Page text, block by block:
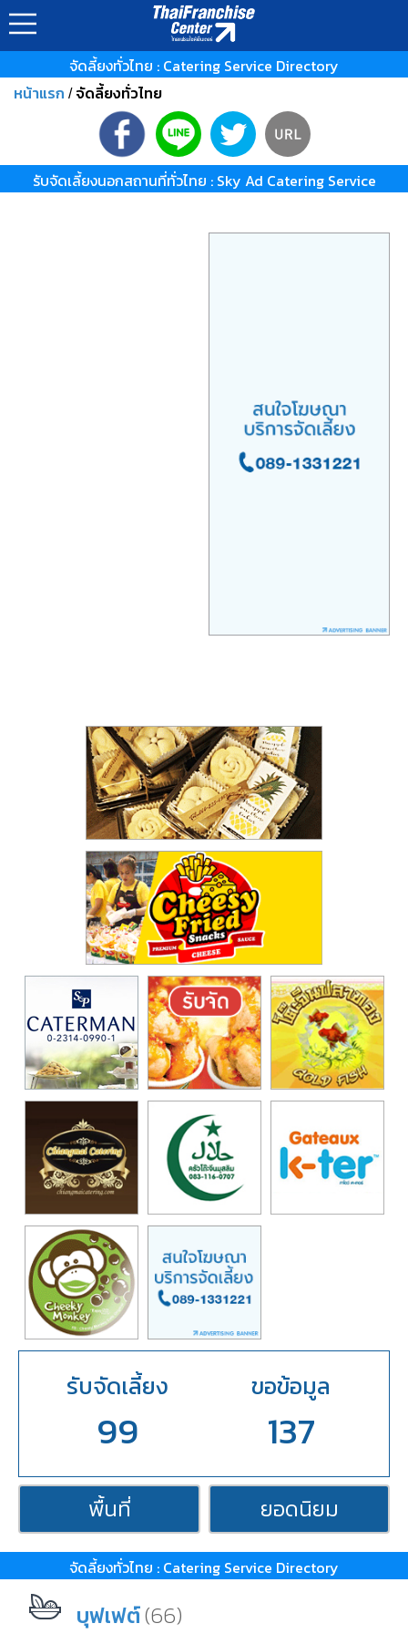
จัดลี้ยงทั่วไทย : Catering Service Directory
หน้าแรก / จัดลี้ยงทั่วไทย
รับจัดเลี้ยงนอกสถานที่ทั่วไทย : Sky Ad Catering Service
รับจัดเลี้ยง
99
ขอข้อมูล
137
พื้นที่ ยอดนิยม
จัดลี้ยงทั่วไทย : Catering Service Directory
บุฟเฟต์(66)
?>